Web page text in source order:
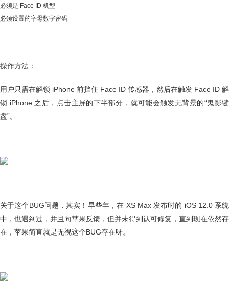
必须是 Face ID 机型
必须设置的字母数字密码
操作方法：
用户只需在解锁 iPhone 前挡住 Face ID 传感器，然后在触发 Face ID 解
锁 iPhone 之后，点击主屏的下半部分，就可能会触发无背景的“鬼影键
盘”。
关于这个BUG问题，其实！早些年，在 XS Max 发布时的 iOS 12.0 系统
中，也遇到过，并且向苹果反馈，但并未得到认可修复，直到现在依然存
在，苹果简直就是无视这个BUG存在呀。